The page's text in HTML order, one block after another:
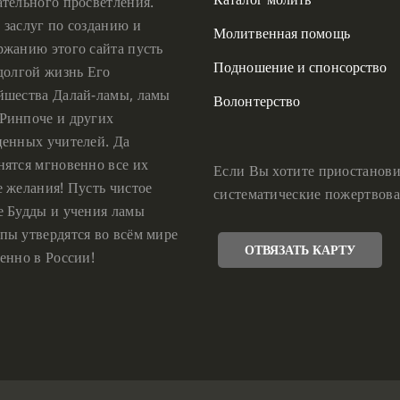
по созданию и
этого сайта пусть
жизнь Его
Далай-ламы, ламы
и других
учителей. Да
мгновенно все их
желания! Пусть чистое
Будды и учения ламы
утвердятся во всём мире
в России!
Молитвенная помощь
Подношение и спонсорство
Волонтерство
Если Вы хотите
систематические
ОТВЯЗАТЬ КАРТУ